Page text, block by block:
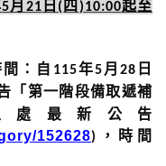
5月 21 日 ( 四 )10:00起至
： 自 115年5 月 28 日
「第一階段備取遞補
處最新公告
152628)
，時間